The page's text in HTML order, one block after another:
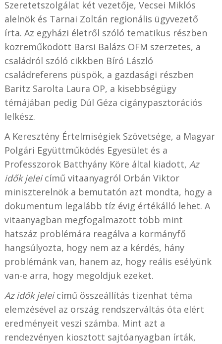
Szeretetszolgálat két vezetője, Vecsei Miklós
alelnök és Tarnai Zoltán regionális ügyvezető
írta. Az egyházi életről szóló tematikus részben
közreműködött Barsi Balázs OFM szerzetes, a
családról szóló cikkben Bíró László
családreferens püspök, a gazdasági részben
Baritz Sarolta Laura OP, a kisebbségügy
témájában pedig Dúl Géza cigánypasztorációs
lelkész.
A Keresztény Értelmiségiek Szövetsége, a Magyar
Polgári Együttműködés Egyesület és a
Professzorok Batthyány Köre által kiadott, Az
idők jeleicímű vitaanyagról Orbán Viktor
miniszterelnök a bemutatón azt mondta, hogy a
dokumentum legalább tíz évig értékálló lehet. A
vitaanyagban megfogalmazott több mint
hatszáz problémára reagálva a kormányfő
hangsúlyozta, hogy nem az a kérdés, hány
problémánk van, hanem az, hogy reális esélyünk
van-e arra, hogy megoldjuk ezeket.
Az idők jeleicímű összeállítás tizenhat téma
elemzésével az ország rendszerváltás óta elért
eredményeit veszi számba. Mint azt a
rendezvényen kiosztott sajtóanyagban írták,